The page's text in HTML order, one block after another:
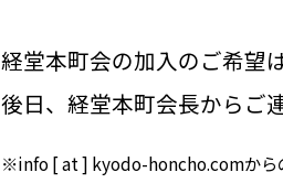
経堂本町会の加入のご希望
後日、経堂本町会長からご
info [ at ] kyodo-honcho.comから